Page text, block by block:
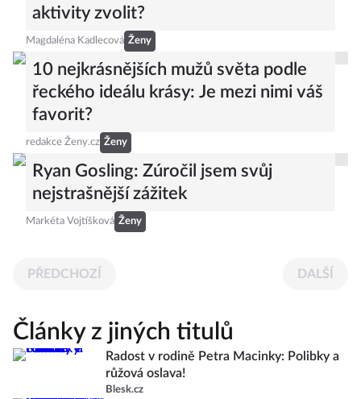
aktivity zvolit?
Magdaléna Kadlecová Ženy
10 nejkrásnějších mužů světa podle
řeckého ideálu krásy: Je mezi nimi váš
favorit?
redakce Ženy.cz Ženy
Ryan Gosling: Zúročil jsem svůj
nejstrašnější zážitek
Markéta Vojtíšková Ženy
PŘEDCHOZÍ DALŠÍ
Články z jiných titulů
Radost v rodině Petra Macinky: Polibky a
růžová oslava!
Blesk.cz